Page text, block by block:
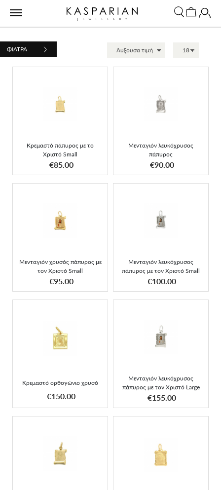
ΦΙΛΤΡΑ
Κρεμαστό πάπυρος με το
Χριστό Small
€85.00
Κρεμαστό πάπυρος με το
Χριστό Small
ΑΠΟΚΤΗΣΕ ΤΟ
Μενταγιόν λευκόχρυσος
πάπυρος
€90.00
Μενταγιόν λευκόχρυσος
πάπυρος
ΑΠΟΚΤΗΣΕ ΤΟ
Μενταγιόν χρυσός πάπυρος με
τον Χριστό Small
€95.00
Μενταγιόν χρυσός
πάπυρος με τον Χριστό
Small
ΑΠΟΚΤΗΣΕ ΤΟ
Μενταγιόν λευκόχρυσος
πάπυρος με τον Χριστό Small
€100.00
Μενταγιόν λευκόχρυσος
πάπυρος με τον Χριστό
Small
ΑΠΟΚΤΗΣΕ ΤΟ
Κρεμαστό ορθογώνιο χρυσό
€150.00
Κρεμαστό ορθογώνιο
χρυσό
ΑΠΟΚΤΗΣΕ ΤΟ
Μενταγιόν λευκόχρυσος
πάπυρος με τον Χριστό Large
€155.00
Μενταγιόν λευκόχρυσος
πάπυρος με τον Χριστό
Large
ΑΠΟΚΤΗΣΕ ΤΟ
Κρεμαστό πάπυρος με το
Χριστό Large
Κρεμαστό Παναγία χρυσό